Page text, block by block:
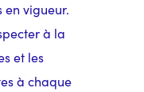
en vigueur.
à la
et les
à chaque